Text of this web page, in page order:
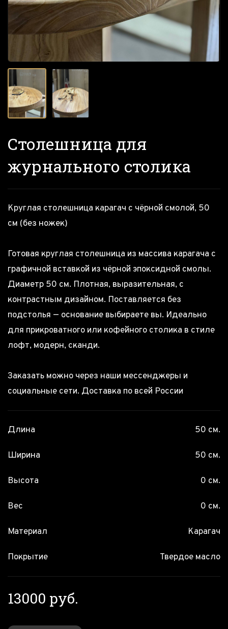
Столешница для
журнального столика
Круглая столешница карагач с чёрной смолой, 50
см (без ножек)
Готовая круглая столешница из массива карагача с
графичной вставкой из чёрной эпоксидной смолы.
Диаметр 50 см. Плотная, выразительная, с
контрастным дизайном. Поставляется без
подстолья — основание выбираете вы. Идеально
для прикроватного или кофейного столика в стиле
лофт, модерн, сканди.
Заказать можно через наши мессенджеры и
социальные сети. Доставка по всей России
Длина 50 см.
Ширина 50 см.
Высота 0 см.
Вес 0 см.
Материал Карагач
Покрытие Твердое масло
13000 руб.